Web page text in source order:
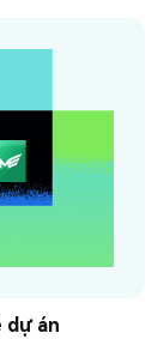
dự án